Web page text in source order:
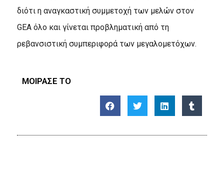
διότι η αναγκαστική συμμετοχή των μελών στον
GEA όλο και γίνεται προβληματική από τη
ρεβανσιστική συμπεριφορά των μεγαλομετόχων.
ΜΟΙΡΑΣΕ ΤΟ